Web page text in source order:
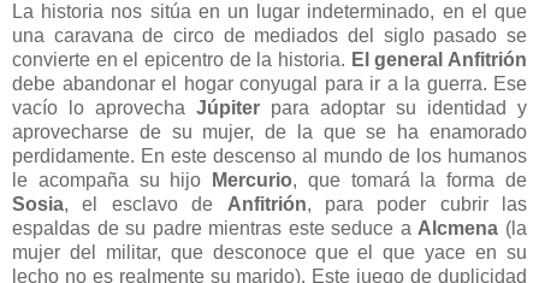
La historia nos sitúa en un lugar indeterminado, en el que
una caravana de circo de mediados del siglo pasado se
convierte en el epicentro de la historia. El general Anfitrión
debe abandonar el hogar conyugal para ir a la guerra. Ese
vacío lo aprovecha Júpiter para adoptar su identidad y
aprovecharse de su mujer, de la que se ha enamorado
perdidamente. En este descenso al mundo de los humanos
le acompaña su hijo
Mercurio, que tomará la forma de
Sosia, el esclavo de Anfitrión, para poder cubrir las
espaldas de su padre mientras este seduce aAlcmena (la
mujer del militar, que desconoce que el que yace en su
lecho no es realmente su marido). Este juego de duplicidad